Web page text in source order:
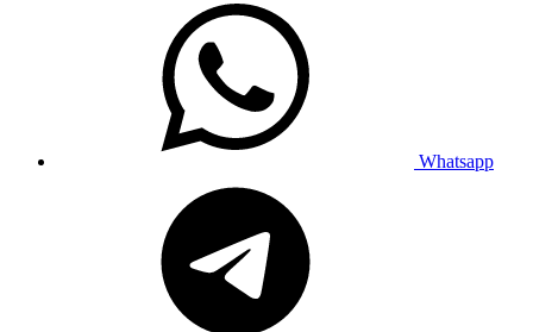
Whatsapp